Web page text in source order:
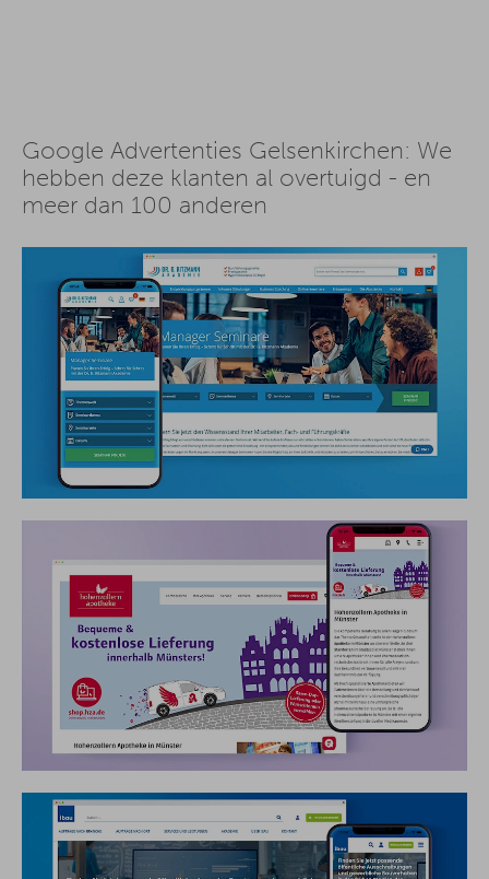
Google Advertenties Gelsenkirchen: We
hebben deze klanten al overtuigd - en
meer dan 100 anderen